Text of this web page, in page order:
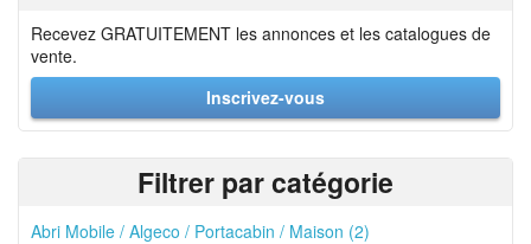
Recevez GRATUITEMENT les annonces et les catalogues de
vente.
Inscrivez-vous
Filtrer par catégorie
Abri Mobile / Algeco / Portacabin / Maison (2)